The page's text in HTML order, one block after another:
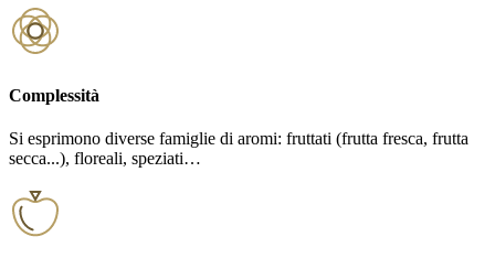
Complessità
Si esprimono diverse famiglie di aromi: fruttati (frutta fresca, frutta
secca...), floreali, speziati…